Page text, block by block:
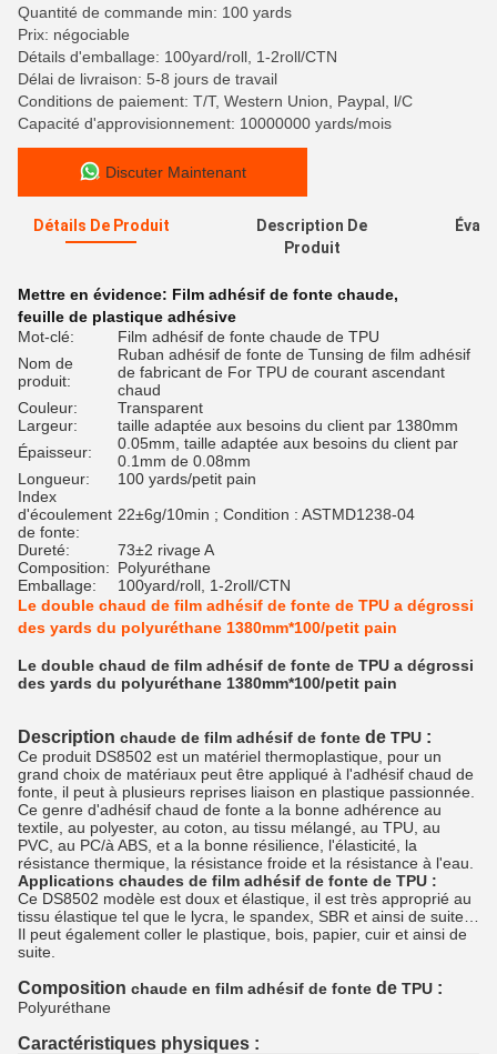
Quantité de commande min: 100 yards
Prix: négociable
Détails d'emballage: 100yard/roll, 1-2roll/CTN
Délai de livraison: 5-8 jours de travail
Conditions de paiement: T/T, Western Union, Paypal, l/C
Capacité d'approvisionnement: 10000000 yards/mois
Discuter Maintenant
Détails De Produit
Description De
Produit
Mettre en évidence: Film adhésif de fonte chaude,
feuille de plastique adhésive
Mot-clé:
Film adhésif de fonte chaude de TPU
Nom de
produit:
Ruban adhésif de fonte de Tunsing de film adhésif
de fabricant de For TPU de courant ascendant
chaud
Couleur:
Transparent
Largeur:
taille adaptée aux besoins du client par 1380mm
Épaisseur:
0.05mm, taille adaptée aux besoins du client par
0.1mm de 0.08mm
Longueur:
100 yards/petit pain
Index
d'écoulement
de fonte:
22±6g/10min ; Condition : ASTMD1238-04
Dureté:
73±2 rivage A
Composition: Polyuréthane
Emballage:
100yard/roll, 1-2roll/CTN
Le double chaud de film adhésif de fonte de TPU a dégrossi
des yards du polyuréthane 1380mm*100/petit pain
Le double chaud de film adhésif de fonte de TPU a dégrossi
des yards du polyuréthane 1380mm*100/petit pain
Description chaude de film adhésif de fonte de TPU :
Ce produit DS8502 est un matériel thermoplastique, pour un
grand choix de matériaux peut être appliqué à l'adhésif chaud de
fonte, il peut à plusieurs reprises liaison en plastique passionnée.
Ce genre d'adhésif chaud de fonte a la bonne adhérence au
textile, au polyester, au coton, au tissu mélangé, au TPU, au
PVC, au PC/à ABS, et a la bonne résilience, l'élasticité, la
résistance thermique, la résistance froide et la résistance à l'eau.
Applications chaudes de film adhésif de fonte de TPU :
Ce DS8502 modèle est doux et élastique, il est très approprié au
tissu élastique tel que le lycra, le spandex, SBR et ainsi de suite…
Il peut également coller le plastique, bois, papier, cuir et ainsi de
suite.
Composition chaude en film adhésif de fonte de TPU :
Polyuréthane
Caractéristiques physiques :